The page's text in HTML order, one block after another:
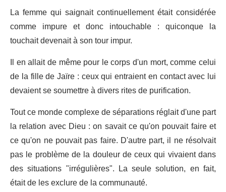
La femme qui saignait continuellement était considérée
comme impure et donc intouchable : quiconque la
touchait devenait à son tour impur.
Il en allait de même pour le corps d'un mort, comme celui
de la fille de Jaïre : ceux qui entraient en contact avec lui
devaient se soumettre à divers rites de purification.
Tout ce monde complexe de séparations réglait d'une part
la relation avec Dieu : on savait ce qu'on pouvait faire et
ce qu'on ne pouvait pas faire. D'autre part, il ne résolvait
pas le problème de la douleur de ceux qui vivaient dans
des situations "irrégulières". La seule solution, en fait,
était de les exclure de la communauté.